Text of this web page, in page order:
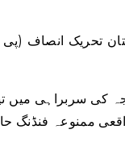
پاکستان تحریک
سربراہی میں
کی اور 13 بینک اکاؤنٹس